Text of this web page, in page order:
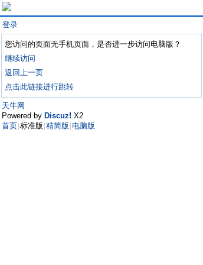
登录
您访问的页面无手机页面，是否进一步访问电脑版？
继续访问
返回上一页
点击此链接进行跳转
天牛网
Powered by Discuz! X2
首页 标准版 精简版 电脑版